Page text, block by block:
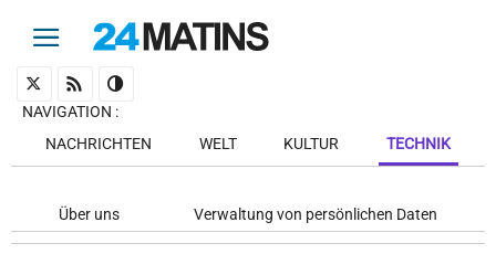
NAVIGATION :
NACHRICHTEN
WELT KULTUR TECHNIK
Über uns Verwaltung von persönlichen Daten